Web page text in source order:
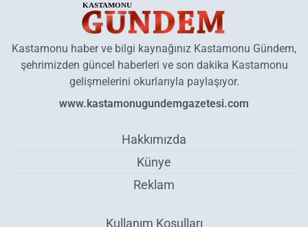
Kastamonu haber ve bilgi kaynağınız Kastamonu Gündem,
şehrimizden güncel haberleri ve son dakika Kastamonu
gelişmelerini okurlarıyla paylaşıyor.
www.kastamonugundemgazetesi.com
Hakkımızda
Künye
Reklam
Kullanım Koşulları